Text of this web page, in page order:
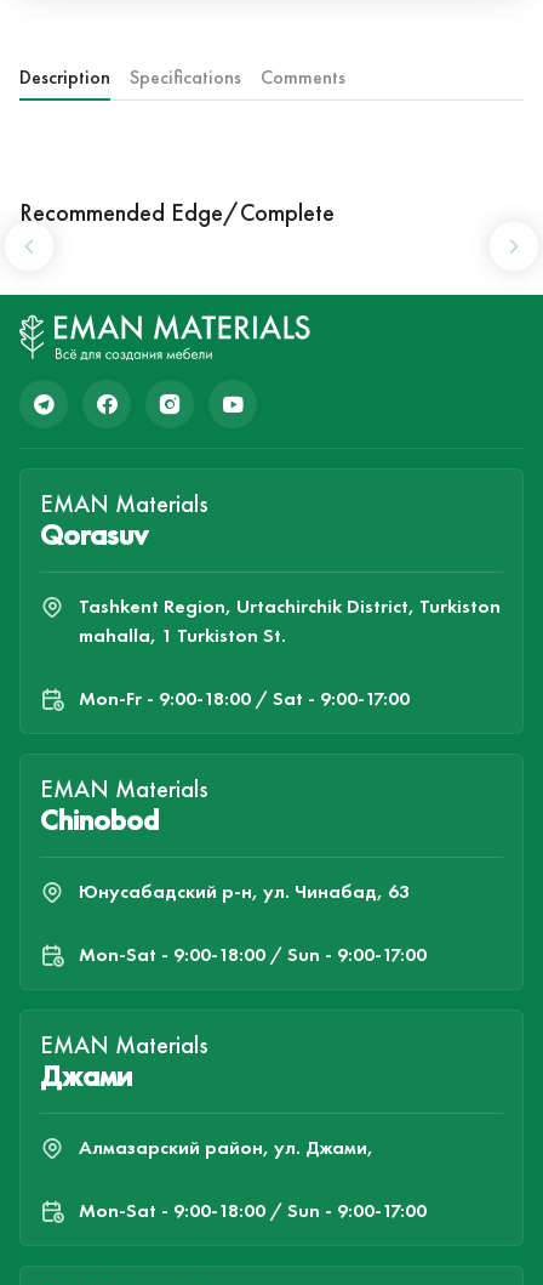
Description Specifications Comments
Recommended Edge/Complete
EMAN Materials
Qorasuv
Tashkent Region, Urtachirchik District, Turkiston
mahalla, 1 Turkiston St.
Mon-Fr - 9:00-18:00 / Sat - 9:00-17:00
EMAN Materials
Chinobod
Юнусабадский р-н, ул. Чинабад, 63
Mon-Sat - 9:00-18:00 / Sun - 9:00-17:00
EMAN Materials
Джами
Алмазарский район, ул. Джами,
Mon-Sat - 9:00-18:00 / Sun - 9:00-17:00